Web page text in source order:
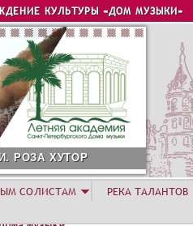
КУЛЬТУРЫ «ДОМ МУЗЫКИ»
РОЗА ХУТОР
СОЛИСТАМ РЕКА ТАЛАНТОВ